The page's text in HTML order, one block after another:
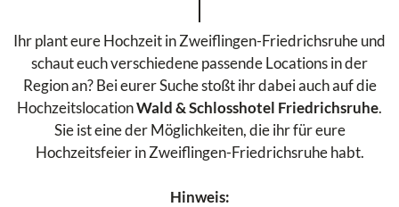
Ihr plant eure Hochzeit in Zweiflingen-Friedrichsruhe und
schaut euch verschiedene passende Locations in der
Region an? Bei eurer Suche stoßt ihr dabei auch auf die
HochzeitslocationWald & Schlosshotel Friedrichsruhe.
Sie ist eine der Möglichkeiten, die ihr für eure
Hochzeitsfeier in Zweiflingen-Friedrichsruhe habt.
Hinweis: